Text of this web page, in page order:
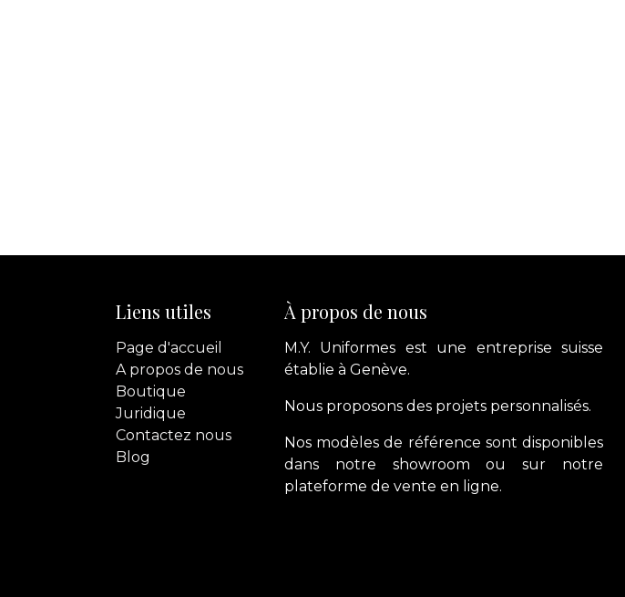
Liens utiles
Page d'accueil
A propos de nous
Boutique
Juridique
Contactez nous
Blog
À propos de nous
M.Y. Uniformes est une entreprise suisse
établie à Genève.
Nous proposons des projets personnalisés.
Nos modèles de référence sont disponibles
dans notre showroom ou sur notre
plateforme de vente en ligne.